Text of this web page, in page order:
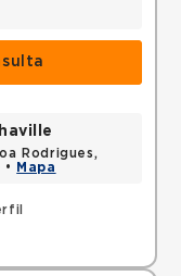
Rodrigues,
Mapa